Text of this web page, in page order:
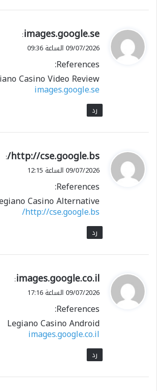
ي
ق
ل
images.google.se
:
09/07/2026 الساعة 09:36
References:
Casino Video Review
images.google.se
رد
ي
ق
ل
http://cse.google.bs/
:
09/07/2026 الساعة 12:15
References:
Casino Alternative
http://cse.google.bs/
رد
ي
ق
ل
images.google.co.il
:
09/07/2026 الساعة 17:16
References:
Legiano Casino Android
images.google.co.il
رد